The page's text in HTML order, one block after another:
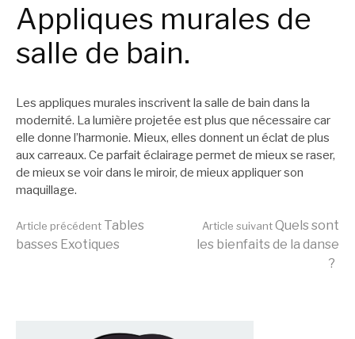
Appliques murales de
salle de bain.
Les appliques murales inscrivent la salle de bain dans la
modernité. La lumière projetée est plus que nécessaire car
elle donne l’harmonie. Mieux, elles donnent un éclat de plus
aux carreaux. Ce parfait éclairage permet de mieux se raser,
de mieux se voir dans le miroir, de mieux appliquer son
maquillage.
Lire
Article précédent Tables
basses Exotiques
Article suivantQuels sont
les bienfaits de la danse
?